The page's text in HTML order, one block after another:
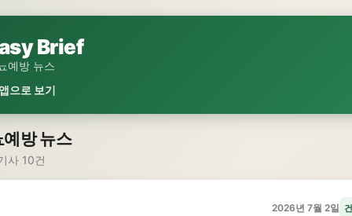
Brief
예방 뉴스
으로 보기
방 뉴스
사 10건
2026년 7월 2일